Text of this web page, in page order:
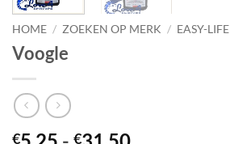
HOME / ZOEKEN OP MERK / EASY-LIFE
Voogle
€ €